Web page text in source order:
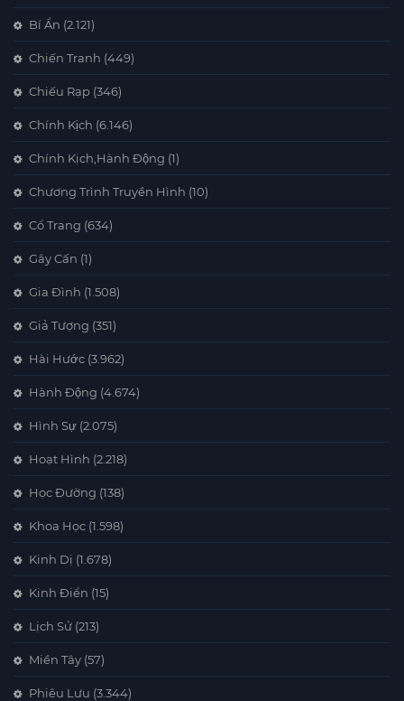
Bí Ẩn (2.121)
Chiến Tranh (449)
Chiếu Rạp (346)
Chính Kịch (6.146)
Chính Kịch,Hành Động (1)
Chương Trình Truyền Hình (10)
Cổ Trang (634)
Gây Cấn (1)
Gia Đình (1.508)
Giả Tượng (351)
Hài Hước (3.962)
Hành Động (4.674)
Hình Sự (2.075)
Hoạt Hình (2.218)
Học Đường (138)
Khoa Học (1.598)
Kinh Dị (1.678)
Kinh Điển (15)
Lịch Sử (213)
Miền Tây (57)
Phiêu Lưu (3.344)